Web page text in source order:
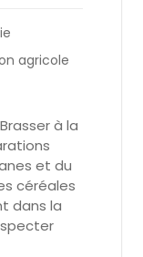
agricole
à la
et du
céréales
dans la